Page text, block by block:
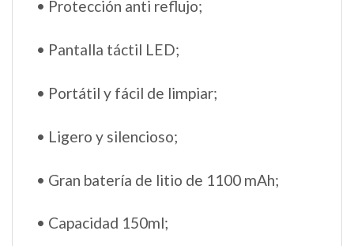
• Protección anti reflujo;
• Pantalla táctil LED;
• Portátil y fácil de limpiar;
• Ligero y silencioso;
• Gran batería de litio de 1100 mAh;
• Capacidad 150ml;